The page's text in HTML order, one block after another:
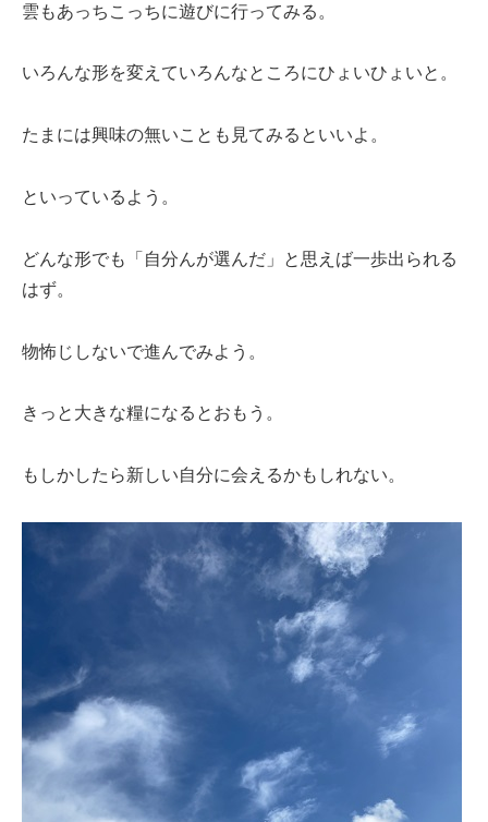
雲もあっちこっちに遊びに行ってみる。
いろんな形を変えていろんなところにひょいひょいと。
たまには興味の無いことも見てみるといいよ。
といっているよう。
どんな形でも「自分んが選んだ」と思えば一歩出られる
はず。
物怖じしないで進んでみよう。
きっと大きな糧になるとおもう。
もしかしたら新しい自分に会えるかもしれない。